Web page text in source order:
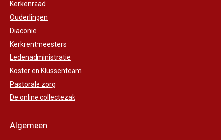
Kerkenraad
Ouderlingen
Diaconie
Kerkrentmeesters
Ledenadministratie
Koster en Klussenteam
Pastorale zorg
De online collectezak
Algemeen